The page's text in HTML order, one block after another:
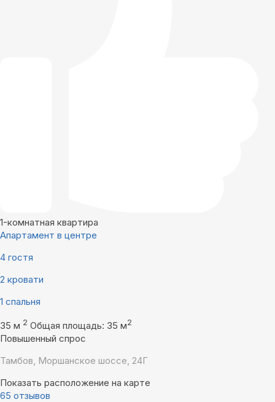
1-комнатная квартира
Апартамент в центре
4 гостя
2 кровати
1 спальня
35 м 2 Общая площадь: 35 м2
Повышенный спрос
Тамбов, Моршанское шоссе, 24Г
Показать расположение на карте
65 отзывов